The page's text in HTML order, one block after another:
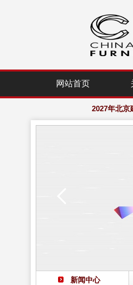
网站首页
2027年北
2027年北
欢迎访
新闻中心